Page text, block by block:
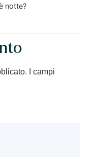
notte?
I campi